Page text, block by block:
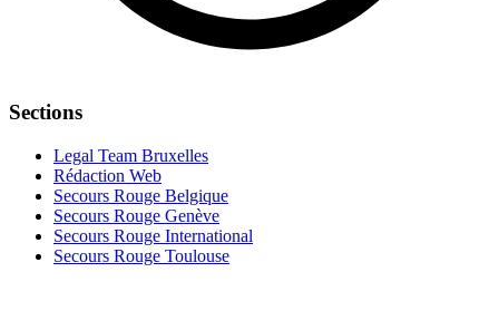
Sections
Legal Team Bruxelles
Rédaction Web
Secours Rouge Belgique
Secours Rouge Genève
Secours Rouge International
Secours Rouge Toulouse